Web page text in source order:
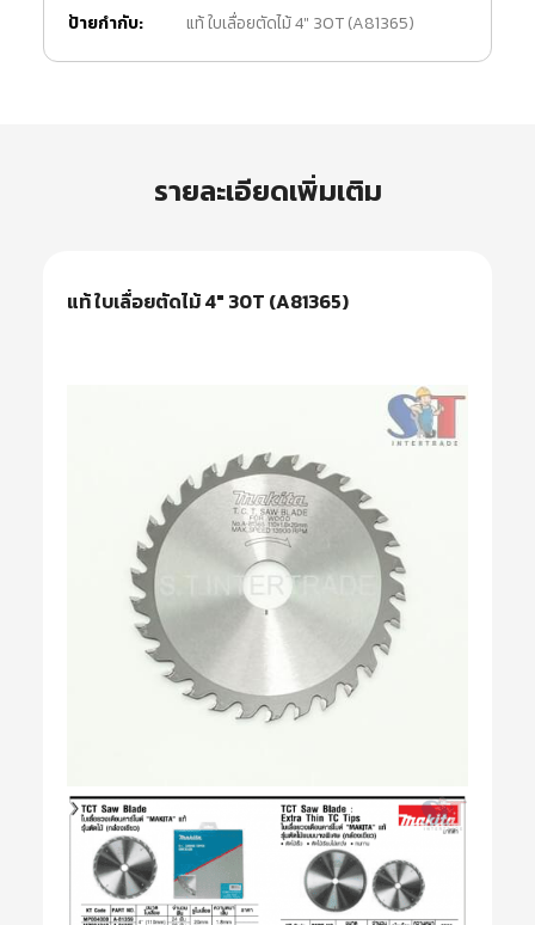
ป้ายกำกับ: แท้ ใบเลื่อยตัดไม้ 4" 30T (A81365)
รายละเอียดเพิ่มเติม
แท้ ใบเลื่อยตัดไม้ 4″ 30T (A81365)